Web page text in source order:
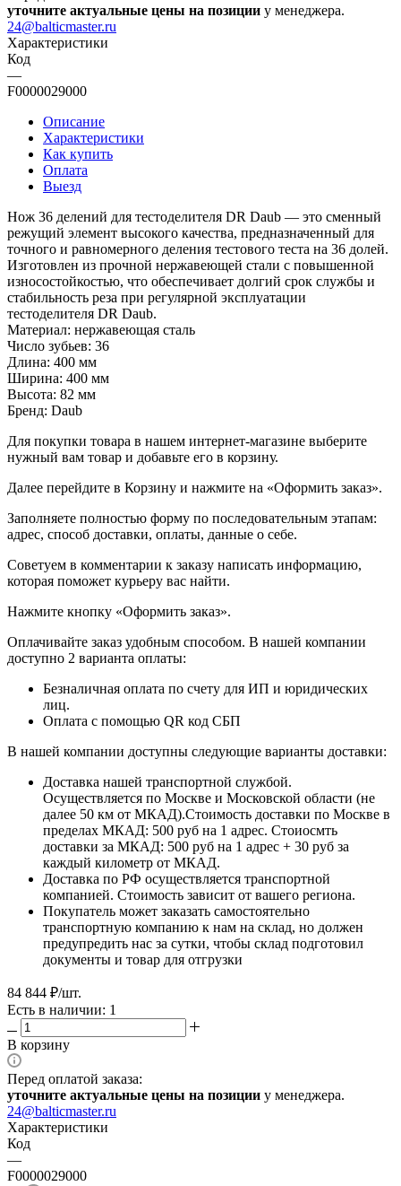
уточните актуальные цены на позиции у менеджера.
24@balticmaster.ru
Характеристики
Код
—
F0000029000
Описание
Характеристики
Как купить
Оплата
Выезд
Нож 36 делений для тестоделителя DR Daub — это сменный
режущий элемент высокого качества, предназначенный для
точного и равномерного деления тестового теста на 36 долей.
Изготовлен из прочной нержавеющей стали с повышенной
износостойкостью, что обеспечивает долгий срок службы и
стабильность реза при регулярной эксплуатации
тестоделителя DR Daub.
Материал: нержавеющая сталь
Число зубьев: 36
Длина: 400 мм
Ширина: 400 мм
Высота: 82 мм
Бренд: Daub
Для покупки товара в нашем интернет-магазине выберите
нужный вам товар и добавьте его в корзину.
Далее перейдите в Корзину и нажмите на «Оформить заказ».
​​​​​​​Заполняете полностью форму по последовательным этапам:
адрес, способ доставки, оплаты, данные о себе.
​​​​​​​Советуем в комментарии к заказу написать информацию,
которая поможет курьеру вас найти.
​​​​​​​Нажмите кнопку «Оформить заказ».
Оплачивайте заказ удобным способом. В нашей компании
доступно 2 варианта оплаты:
Безналичная оплата по счету для ИП и юридических
лиц.
Оплата с помощью QR код СБП
В нашей компании доступны следующие варианты доставки:
Доставка нашей транспортной службой.
Осуществляется по Москве и Московской области (не
далее 50 км от МКАД).Стоимость доставки по Москве в
пределах МКАД: 500 руб на 1 адрес. Стоиосмть
доставки за МКАД: 500 руб на 1 адрес + 30 руб за
каждый километр от МКАД.
Доставка по РФ осуществляется транспортной
компанией. Стоимость зависит от вашего региона.
Покупатель может заказать самостоятельно
транспортную компанию к нам на склад, но должен
предупредить нас за сутки, чтобы склад подготовил
документы и товар для отгрузки
84 844 ₽/шт.
Есть в наличии: 1
В корзину
Перед оплатой заказа:
уточните актуальные цены на позиции у менеджера.
24@balticmaster.ru
Характеристики
Код
—
F0000029000